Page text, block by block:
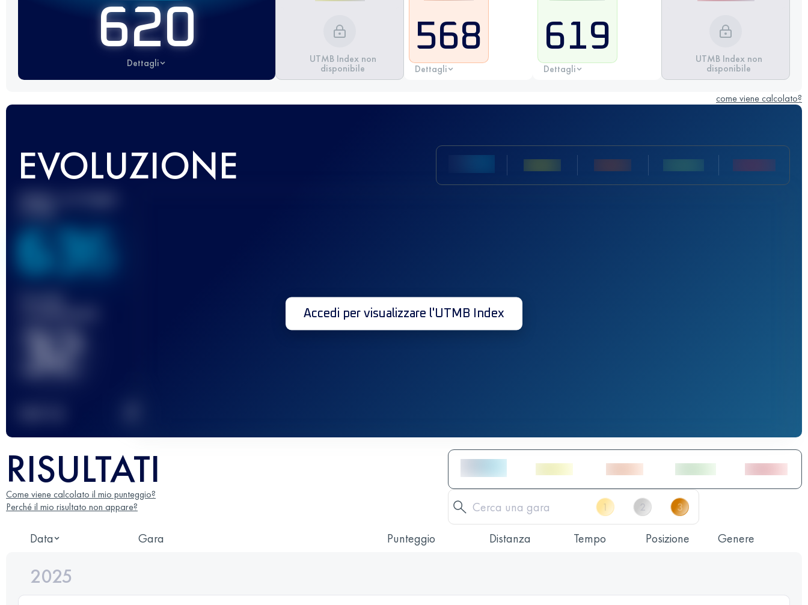
620
Dettagli UTMB Index non
disponibile
568
Dettagli
619
Dettagli
UTMB Index non
disponibile
come viene calcolato?
EVOLUZIONE
Miglior punteggio
636
Gara(e)
32
Accedi per visualizzare l'UTMB Index
RISULTATI
Come viene calcolato il mio punteggio?
Perché il mio risultato non appare?
Data Gara Punteggio Distanza Tempo Posizione Genere
2025